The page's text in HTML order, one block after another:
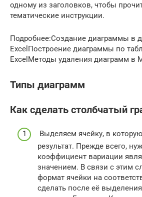
одному из заголовков, чтобы
тематические инструкции.
Подробнее:Создание диаграммы в
ExcelПостроение диаграммы по
ExcelМетоды удаления диаграмм в
Типы диаграмм
Как сделать столбчатый
Выделяем ячейку, в
результат. Прежде всего,
коэффициент вариации
значением. В связи с этим
формат ячейки на
сделать после её